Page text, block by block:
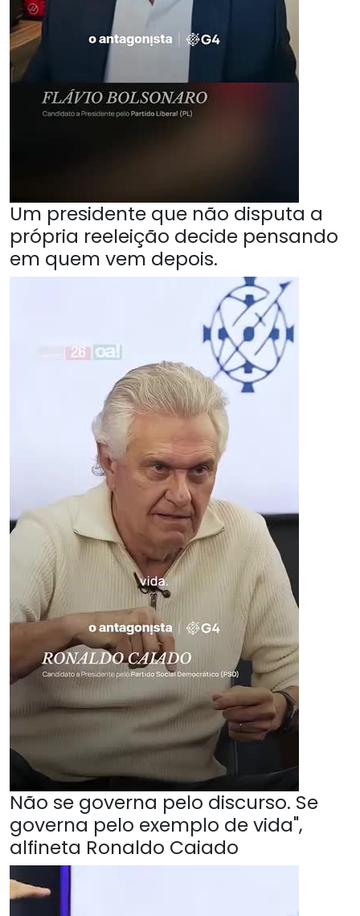
Um presidente que não disputa a
própria reeleição decide pensando
em quem vem depois.
Não se governa pelo discurso. Se
governa pelo exemplo de vida",
alfineta Ronaldo Caiado